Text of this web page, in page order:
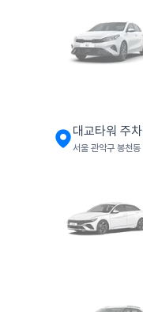
대교타워 주
서울 관악구 봉천